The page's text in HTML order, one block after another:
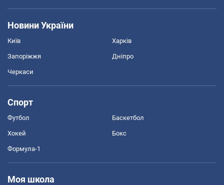
Новини України
Київ Харків
Запоріжжя Дніпро
Черкаси
Спорт
Футбол Баскетбол
Хокей Бокс
Формула-1
Моя школа